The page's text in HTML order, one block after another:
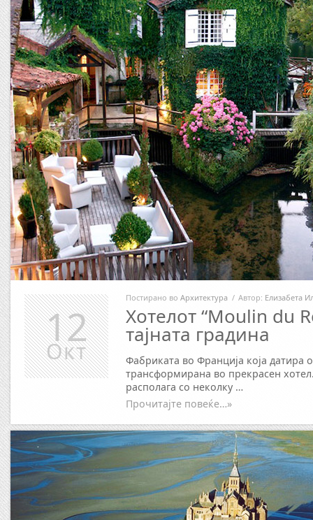
Постирано во Архитектура / Автор: Елизабета
Хотелот “Moulin du
тајната градина
Фабриката во Франција која датира
трансформирана во прекрасен
располага со неколку …
Прочитајте повеќе…»
12
Окт